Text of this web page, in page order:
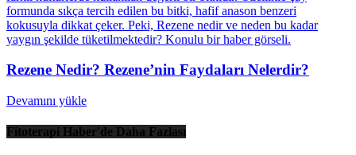
Rezene Nedir? Rezene’nin Faydaları Nelerdir?
Devamını yükle
Fitoterapi Haber'de Daha Fazlası